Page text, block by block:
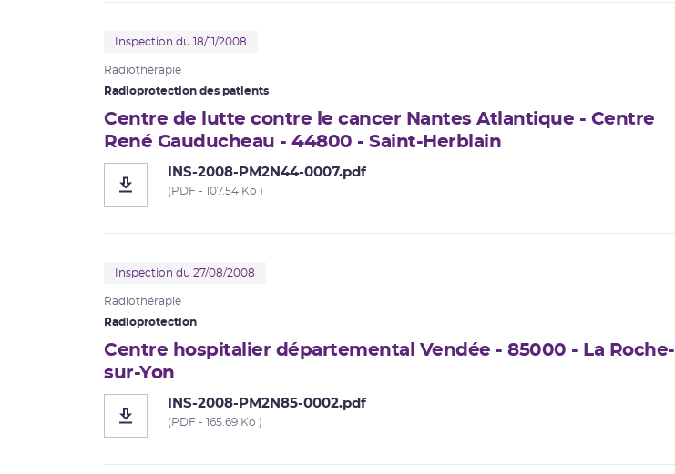
Inspection du 18/11/2008
Radiothérapie
Radioprotection des patients
Centre de lutte contre le cancer Nantes Atlantique - Centre
René Gauducheau - 44800 - Saint-Herblain
INS-2008-PM2N44-0007.pdf
(PDF - 107.54 Ko )
Inspection du 27/08/2008
Radiothérapie
Radioprotection
Centre hospitalier départemental Vendée - 85000 - La Roche-
sur-Yon
INS-2008-PM2N85-0002.pdf
(PDF - 165.69 Ko )